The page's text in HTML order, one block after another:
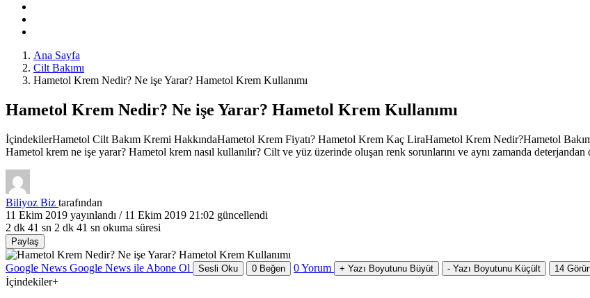
Ana Sayfa
Cilt Bakımı
Hametol Krem Nedir? Ne işe Yarar? Hametol Krem Kullanımı
Hametol Krem Nedir? Ne işe Yarar? Hametol Krem Kullanımı
İçindekilerHametol Cilt Bakım Kremi HakkındaHametol Krem Fiyatı? Hametol Krem Kaç LiraHametol Krem Nedir?Hametol
Hametol krem ne işe yarar? Hametol krem nasıl kullanılır? Cilt ve yüz üzerinde oluşan renk sorunlarını ve aynı zamanda
Biliyoz Biz tarafından
11 Ekim 2019 yayınlandı / 11 Ekim 2019 21:02 güncellendi
2 dk 41 sn 2 dk 41 sn okuma süresi
Paylaş
Google News Google News ile Abone Ol Sesli Oku 0 Beğen 0Yorum + Yazı Boyutunu Büyüt - Yazı Boyutunu Küçült 14
İçindekiler+